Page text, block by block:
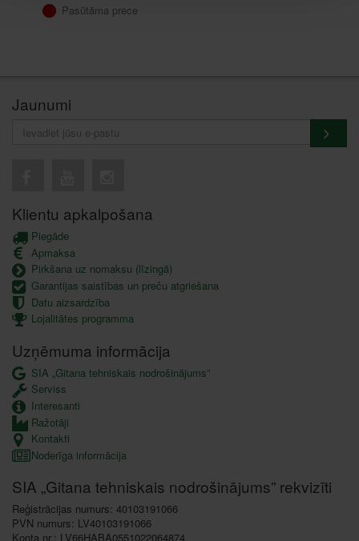
Pasūtāma prece
Jaunumi
Klientu apkalpošana
Piegāde
Apmaksa
Pirkšana uz nomaksu (līzingā)
Garantijas saistības un preču atgriešana
Datu aizsardzība
Lojalitātes programma
Uzņēmuma informācija
SIA „Gitana tehniskais nodrošinājums”
Serviss
Interesanti
Ražotāji
Kontakti
Noderīga informācija
SIA „Gitana tehniskais nodrošinājums” rekvizīti
Reģistrācijas numurs: 40103191066
PVN numurs: LV40103191066
Konta nr.: LV66HABA0551022064874